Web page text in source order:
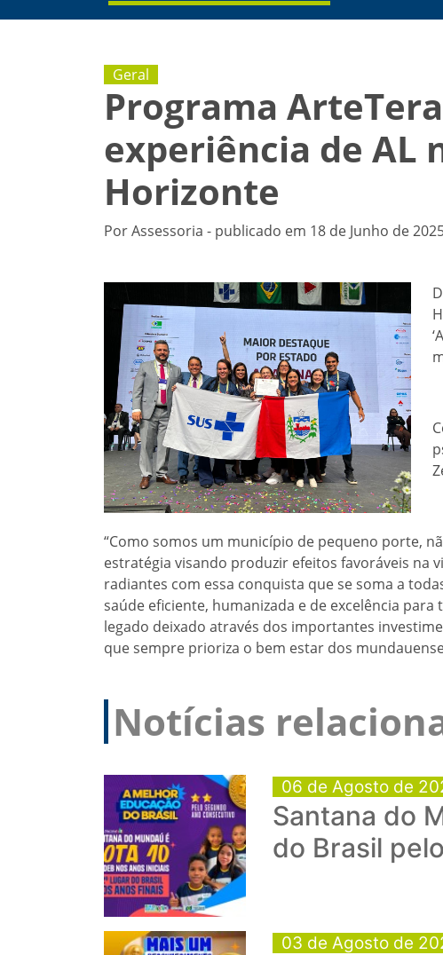
Geral
Programa
experiência de AL
Horizonte
Por Assessoria - publicado em 18 de Junho de
“Como somos um município de pequeno porte,
estratégia visando produzir efeitos favoráveis na
radiantes com essa conquista que se soma a
saúde eficiente, humanizada e de excelência
legado deixado através dos importantes
que sempre prioriza o bem estar dos
Notícias
06 de Agosto de
Santana do
do Brasil
03 de Agosto de